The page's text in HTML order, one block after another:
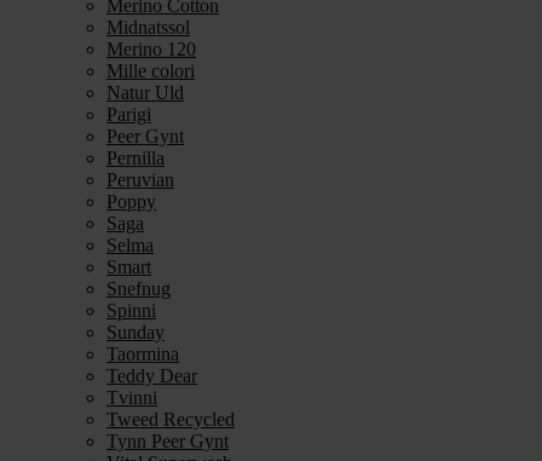
Merino Cotton
Midnatssol
Merino 120
Mille colori
Natur Uld
Parigi
Peer Gynt
Pernilla
Peruvian
Poppy
Saga
Selma
Smart
Snefnug
Spinni
Sunday
Taormina
Teddy Dear
Tvinni
Tweed Recycled
Tynn Peer Gynt